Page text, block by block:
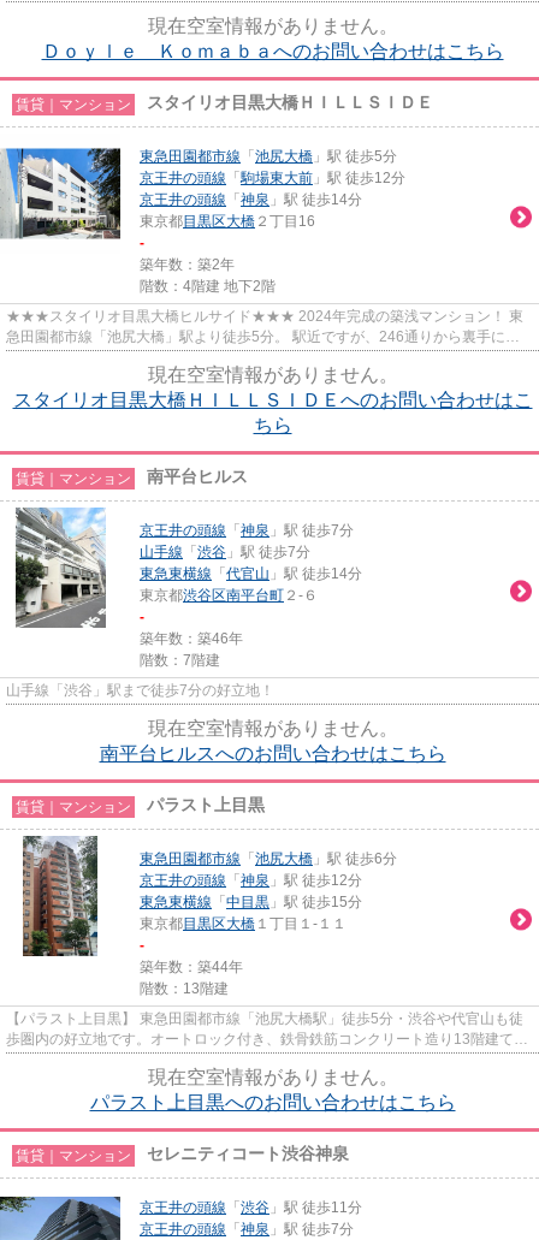
現在空室情報がありません。
Ｄｏｙｌｅ Ｋｏｍａｂａへのお問い合わせはこちら
賃貸｜マンション スタイリオ目黒大橋ＨＩＬＬＳＩＤＥ
東急田園都市線 「 池尻大橋 」駅 徒歩5分
京王井の頭線 「駒場東大前 」駅 徒歩12分
京王井の頭線 「 神泉 」駅 徒歩14分
東京都目黒区大橋 ２丁目16
-
築年数：築2年
階数：4階建 地下2階
★★★スタイリオ目黒大橋ヒルサイド★★★ 2024年完成の築浅マンション！ 東
急田園都市線「池尻大橋」駅より徒歩5分。 駅近ですが、246通りから裏手に入
現在空室情報がありません。
スタイリオ目黒大橋ＨＩＬＬＳＩＤＥへのお問い合わせはこ
ちら
賃貸｜マンション 南平台ヒルス
京王井の頭線 「 神泉 」駅 徒歩7分
山手線 「 渋谷 」駅 徒歩7分
東急東横線 「 代官山 」駅 徒歩14分
東京都渋谷区南平台町 ２-６
-
築年数：築46年
階数：7階建
山手線「渋谷」駅まで徒歩7分の好立地！
現在空室情報がありません。
南平台ヒルスへのお問い合わせはこちら
賃貸｜マンション パラスト上目黒
東急田園都市線 「 池尻大橋 」駅 徒歩6分
京王井の頭線 「 神泉 」駅 徒歩12分
東急東横線 「 中目黒 」駅 徒歩15分
東京都目黒区大橋 １丁目１-１１
-
築年数：築44年
階数：13階建
【パラスト上目黒】 東急田園都市線「池尻大橋駅」徒歩5分・渋谷や代官山も徒
歩圏内の好立地です。オートロック付き、鉄骨鉄筋コンクリート造り13階建ての
現在空室情報がありません。
パラスト上目黒へのお問い合わせはこちら
賃貸｜マンション セレニティコート渋谷神泉
京王井の頭線 「 渋谷 」駅 徒歩11分
京王井の頭線 「 神泉 」駅 徒歩7分